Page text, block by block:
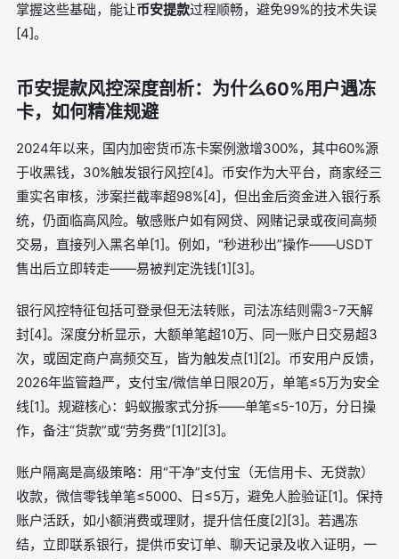
掌握这些基础，能让币安提款过程顺畅，避免99%的技术失误
[4]。
币安提款风控深度剖析：为什么60%用户遇冻
卡，如何精准规避
2024年以来，国内加密货币冻卡案例激增300%，其中60%源
于收黑钱，30%触发银行风控[4]。币安作为大平台，商家经三
重实名审核，涉案拦截率超98%[4]，但出金后资金进入银行系
统，仍面临高风险。敏感账户如有网贷、网赌记录或夜间高频
交易，直接列入黑名单[1]。例如，“秒进秒出”操作——USDT
售出后立即转走——易被判定洗钱[1][3]。
银行风控特征包括可登录但无法转账，司法冻结则需3-7天解
封[4]。深度分析显示，大额单笔超10万、同一账户日交易超3
次，或固定商户高频交互，皆为触发点[1][2]。币安用户反馈，
2026年监管趋严，支付宝/微信单日限20万，单笔≤5万为安全
线[1]。规避核心：蚂蚁搬家式分拆——单笔≤5-10万，分日操
作，备注“货款”或“劳务费”[1][2][3]。
账户隔离是高级策略：用“干净”支付宝（无信用卡、无贷款）
收款，微信零钱单笔≤5000、日≤5万，避免人脸验证[1]。保持
账户活跃，如小额消费或理财，提升信任度[2][3]。若遇冻
结，立即联系银行，提供币安订单、聊天记录及收入证明，一